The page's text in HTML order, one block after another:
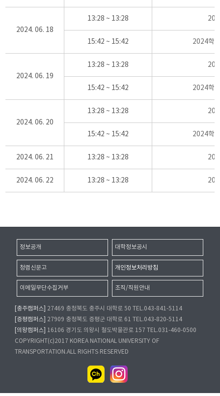
2024. 06. 18
13:28 ~ 13:28
15:42 ~ 15:42 2024학
2024. 06. 19
13:28 ~ 13:28
15:42 ~ 15:42 2024학
2024. 06. 20
13:28 ~ 13:28
15:42 ~ 15:42 2024학
2024. 06. 21 13:28 ~ 13:28
2024. 06. 22 13:28 ~ 13:28
정보공개 대학정보공시
청렴신문고 개인정보처리방침
이메일무단수집거부 조직/직원안내
[충주캠퍼스]
27469 충청북도 충주시 대학로 50 TEL.043-841-5114
[증평캠퍼스]
27909 충청북도 증평군 대학로 61 TEL.043-820-5114
[의왕캠퍼스]
16106 경기도 의왕시 철도박물관로 157 TEL.031-460-0500
COPYRIGHT(c)2017 KOREA NATIONAL UNIVERSITY OF
TRANSPORTATION.ALL RIGHTS RESERVED